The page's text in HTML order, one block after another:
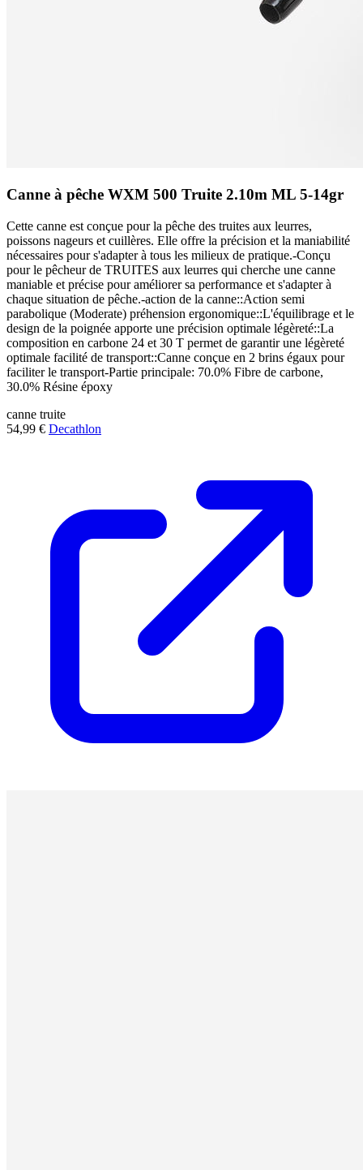
Canne à pêche WXM 500 Truite 2.10m ML 5-14gr
Cette canne est conçue pour la pêche des truites aux leurres,
poissons nageurs et cuillères. Elle offre la précision et la maniabilité
nécessaires pour s'adapter à tous les milieux de pratique.-Conçu
pour le pêcheur de TRUITES aux leurres qui cherche une canne
maniable et précise pour améliorer sa performance et s'adapter à
chaque situation de pêche.-action de la canne::Action semi
parabolique (Moderate) préhension ergonomique::L'équilibrage et le
design de la poignée apporte une précision optimale légèreté::La
composition en carbone 24 et 30 T permet de garantir une légèreté
optimale facilité de transport::Canne conçue en 2 brins égaux pour
faciliter le transport-Partie principale: 70.0% Fibre de carbone,
30.0% Résine époxy
canne truite
54,99 € Decathlon